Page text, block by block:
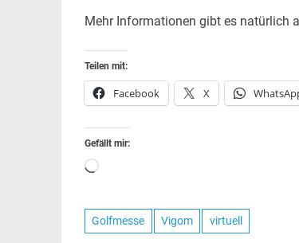
Mehr Informationen gibt es natürlich
Teilen mit:
Facebook X
Gefällt mir:
Wird
Golfmesse Vigom virtuell